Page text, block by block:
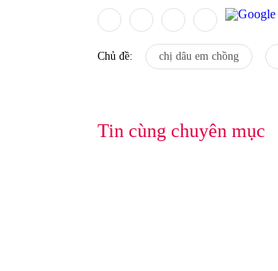
Chủ đề: chị dâu em chồng
Tin cùng chuyên mục